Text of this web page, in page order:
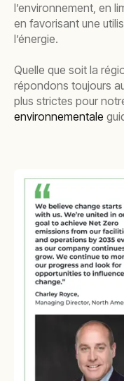
l’environnement, en
en favorisant une
l’énergie.
Quelle que soit la
répondons toujours
plus strictes pour
environnementale